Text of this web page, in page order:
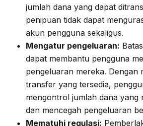
jumlah dana yang dapat
penipuan tidak dapat
akun pengguna sekaligus.
Mengatur pengeluaran:
dapat membantu pengguna
pengeluaran mereka. Dengan
transfer yang tersedia,
mengontrol jumlah dana yang
dan mencegah pengeluaran
Mematuhi regulasi: